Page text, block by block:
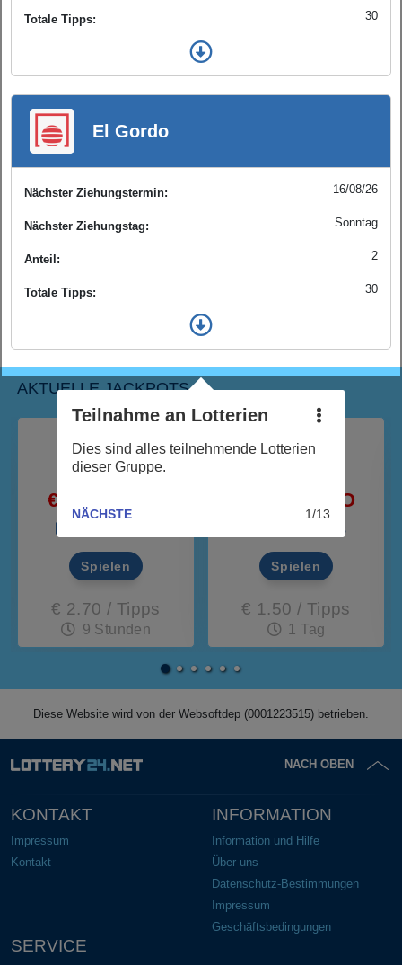
Totale Tipps: 30
El Gordo
Nächster Ziehungstermin: 16/08/26
Nächster Ziehungstag: Sonntag
Anteil: 2
Totale Tipps: 30
AKTUELLE JACKPOTS
€ 783.42 MIO
Spielen
€ 2.70 / Tipps
9 Stunden
€ 207.60 MIO
Mehr Details
Spielen
€ 1.50 / Tipps
1 Tag
Diese Website wird von der Websoftdep (0001223515) betrieben.
NACH OBEN
KONTAKT
Impressum
Kontakt
INFORMATION
Information und Hilfe
Über uns
Datenschutz-Bestimmungen
Impressum
Geschäftsbedingungen
SERVICE
•••
Teilnahme an Lotterien
Dies sind alles teilnehmende Lotterien
dieser Gruppe.
1 13
NÄCHSTE